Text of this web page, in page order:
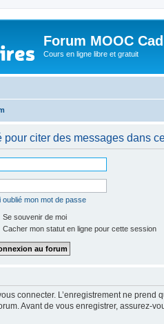
Forum MOOC
Cours en ligne libre et gratuit
citer des messages dans
oublié mon mot de passe
Se souvenir de moi
Cacher mon statut en ligne pour cette session
connecter. L’enregistrement ne
Avant de vous enregistrer, assurez-